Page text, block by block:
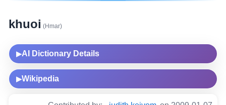
khuoi (Hmar)
▶AI Dictionary Details
▶Wikipedia